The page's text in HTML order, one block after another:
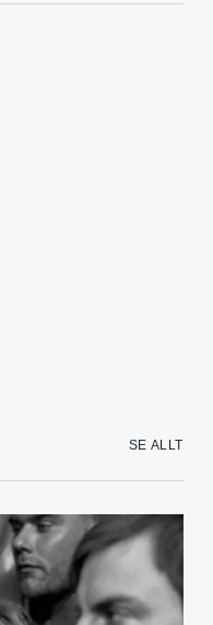
SE ALLT